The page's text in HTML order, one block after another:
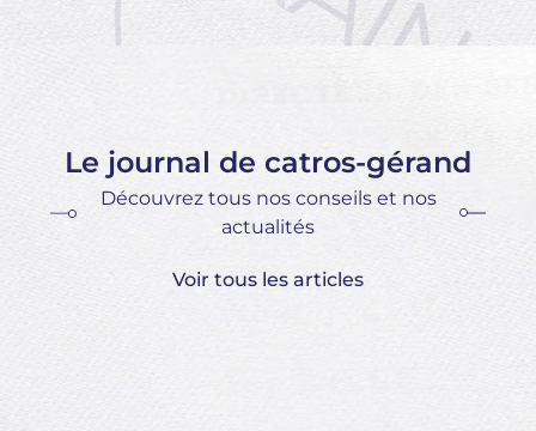
Le journal de catros-gérand
Découvrez tous nos conseils et nos
actualités
Voir tous les articles